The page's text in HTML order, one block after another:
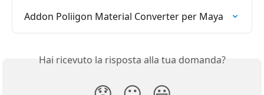
Addon Poliigon Material Converter per Maya
Hai ricevuto la risposta alla tua domanda?